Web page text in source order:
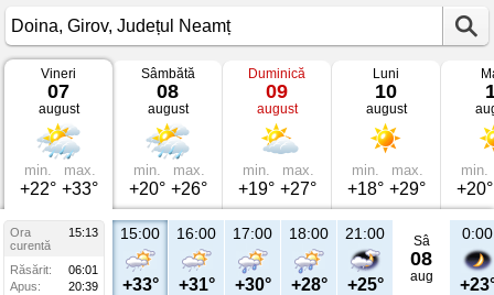
Vremea
Doina
Girov,
Județul
Neamț
Vineri
07
august
min.
+22°
max.
+33°
Sâmbătă
08
august
min.
+20°
max.
+26°
Duminică
09
august
min.
+19°
max.
+27°
Luni
10
august
min.
+18°
max.
+29°
min.
+20°
Ora
15:13
curentă
Răsărit:
06:01
Apus:
20:39
15:00
+33°
16:00
+31°
17:00
+30°
18:00
+28°
21:00
+25°
Sâ
08
aug
0:00